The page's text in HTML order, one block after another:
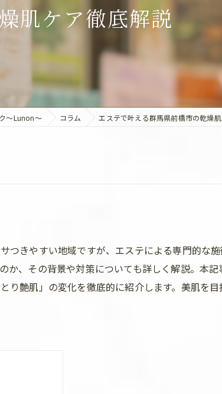
巻き肩・猫背・ストレートネック
ブライダル
肌ケア徹底解説
～Lunon～ コラム エステで叶える群馬県前橋市の乾燥
つきやすい地域ですが、エステによる専門的な
か、その背景や対策についても詳しく解説。本記
り艶肌」の変化を徹底的に紹介します。美肌を目